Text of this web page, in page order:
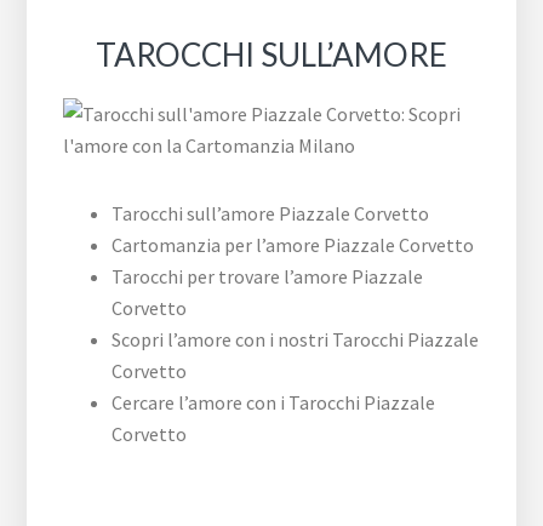
TAROCCHI SULL’AMORE
Tarocchi sull’amore ​Piazzale ​Corvetto
Cartomanzia per l’amore ​Piazzale ​Corvetto
Tarocchi per trovare l’amore ​Piazzale ​
Corvetto
Scopri l’amore con i nostri Tarocchi ​Piazzale
​Corvetto
Cercare l’amore con i Tarocchi ​Piazzale ​
Corvetto